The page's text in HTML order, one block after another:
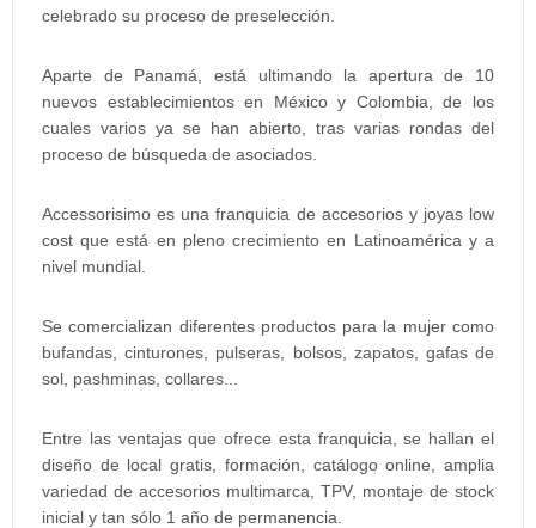
celebrado su proceso de preselección.
Aparte de Panamá, está ultimando la apertura de 10
nuevos establecimientos en México y Colombia, de los
cuales varios ya se han abierto, tras varias rondas del
proceso de búsqueda de asociados.
Accessorisimo es una franquicia de accesorios y joyas low
cost que está en pleno crecimiento en Latinoamérica y a
nivel mundial.
Se comercializan diferentes productos para la mujer como
bufandas, cinturones, pulseras, bolsos, zapatos, gafas de
sol, pashminas, collares...
Entre las ventajas que ofrece esta franquicia, se hallan el
diseño de local gratis, formación, catálogo online, amplia
variedad de accesorios multimarca, TPV, montaje de stock
inicial y tan sólo 1 año de permanencia.